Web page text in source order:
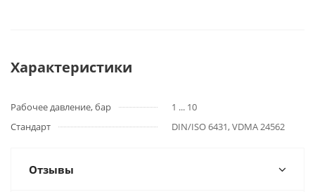
Характеристики
Рабочее давление, бар
1 ... 10
Стандарт
DIN/ISO 6431, VDMA 24562
Отзывы